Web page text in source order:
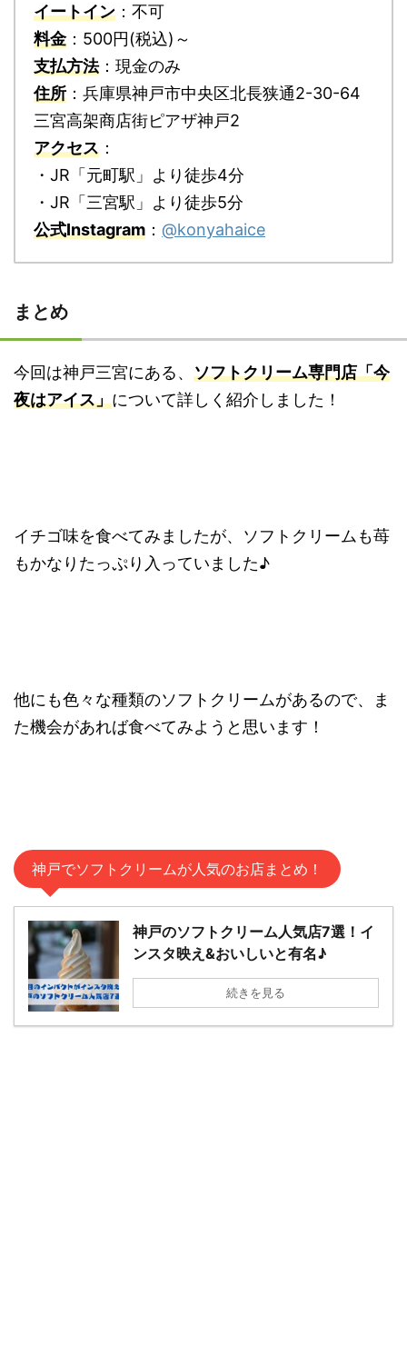
イートイン ：不可
料金：500円(税込)～
支払方法：現金のみ
住所 ：兵庫県神戸市中央区北長狭通2-30-64
三宮高架商店街ピアザ神戸2
アクセス ：
・JR「元町駅」より徒歩4分
・JR「三宮駅」より徒歩5分
公式Instagram ： @konyahaice
まとめ
今回は神戸三宮にある、 ソフトクリーム専門店「今
夜はアイス」について詳しく紹介しました！
イチゴ味を食べてみましたが、ソフトクリームも苺
もかなりたっぷり入っていました♪
他にも色々な種類のソフトクリームがあるので、ま
た機会があれば食べてみようと思います！
神戸でソフトクリームが人気のお店まとめ！
神戸のソフトクリーム人気店7選！イ
ンスタ映え&おいしいと有名♪
続きを見る